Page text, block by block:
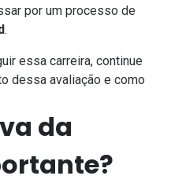
por um processo de
.
essa carreira, continue
dessa avaliação e como
da